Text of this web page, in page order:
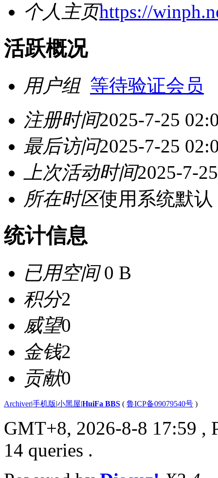
个人主页https://
活跃概况
用户组 等待验证会员
注册时间2025-7-25
最后访问2025-7-25
上次活动时间2025-7-
所在时区使用系统默认
统计信息
已用空间0 B
积分2
威望0
金钱2
贡献0
Archiver|手机版|小黑屋|HuiFa BBS ( 鲁ICP备09079540号 )
GMT+8, 2026-8-8 17:59 ,
14 queries .